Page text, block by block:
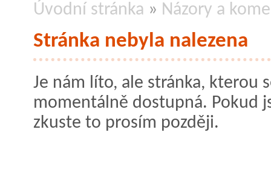
Úvodní stránka » Názory a
Stránka nebyla nalezena
Je nám líto, ale stránka, kterou
momentálně dostupná. Pokud
zkuste to prosím později.